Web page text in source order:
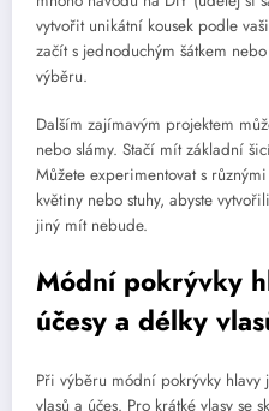
vytvořit unikátní kousek podle
začít s jednoduchým šátkem
výběru.
Dalším zajímavým projektem
nebo slámy. Stačí mít základní
Můžete experimentovat s
květiny nebo stuhy, abyste
jiný mít nebude.
Módní pokrývky
účesy a délky
Při výběru módní pokrývky
vlasů a účes. Pro krátké vlasy se